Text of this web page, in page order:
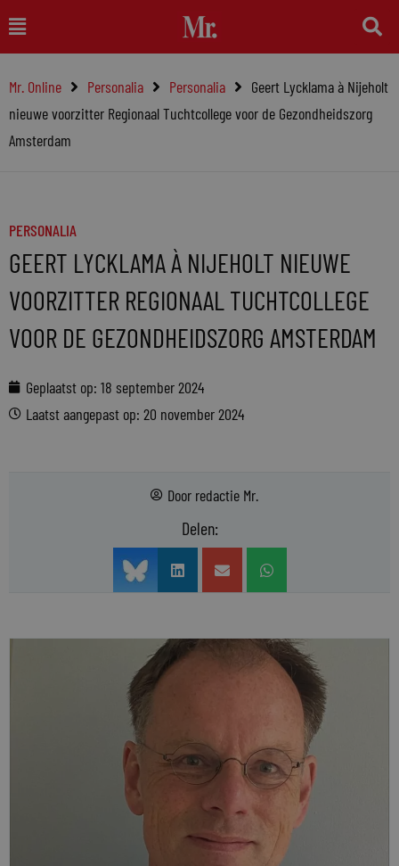
naar
inhoud
Main
Menu
Mr. Online Personalia Personalia
Geert Lycklama à Nijeholt
nieuwe voorzitter Regionaal Tuchtcollege voor de Gezondheidszorg
Amsterdam
PERSONALIA
GEERT LYCKLAMA À NIJEHOLT NIEUWE
VOORZITTER REGIONAAL TUCHTCOLLEGE
VOOR DE GEZONDHEIDSZORG AMSTERDAM
Geplaatst op: 18 september 2024
Laatst aangepast op: 20 november 2024
Door redactie Mr.
Delen: